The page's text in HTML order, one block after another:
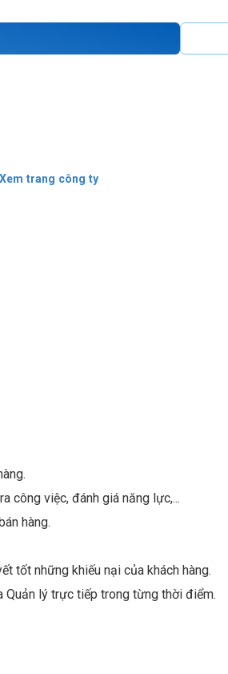
Xem trang công ty
công việc, đánh giá năng lực,...
hàng.
tốt những khiếu nại của khách hàng.